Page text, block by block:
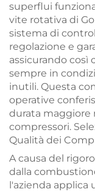
superflui
vite rotativa di
sistema di
regolazione e
assicurando così
sempre in
inutili. Questa
operative
durata maggiore
compressori.
Qualità dei
A causa del
dalla
l'azienda